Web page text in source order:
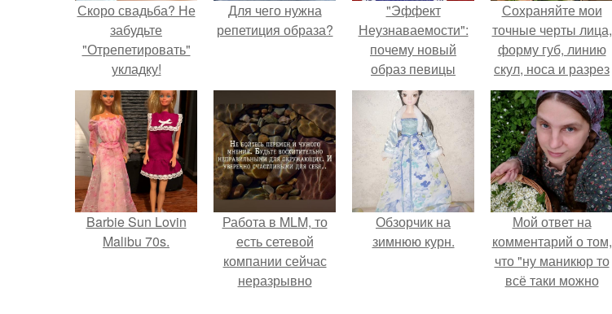
Скоро свадьба? Не
забудьте
"Отрепетировать"
укладку!
Для чего нужна
репетиция образа?
"Эффект
Неузнаваемости":
почему новый
образ певицы
вызвал споры о
гранях
возможного?
Сохраняйте мои
точные черты лица,
форму губ, линию
скул, носа и разрез
глаз.
Barbie Sun Lovin
Malibu 70s.
Работа в MLM, то
есть сетевой
компании сейчас
неразрывно
Обзорчик на
зимнюю курн.
Мой ответ на
комментарий о том,
что "ну маникюр то
всё таки можно